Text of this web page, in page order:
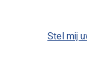
Stel mij